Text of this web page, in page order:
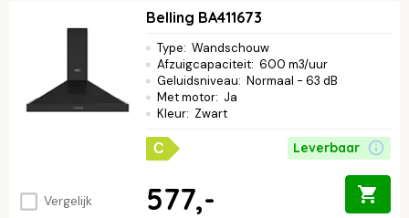
Vergelijk
Belling BA411673
Type: Wandschouw
Afzuigcapaciteit: 600 m3/uur
Geluidsniveau: Normaal - 63 dB
Met motor: Ja
Kleur: Zwart
C Leverbaar
577,-